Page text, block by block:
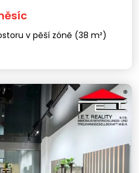
v pěší zóně (38 m²)